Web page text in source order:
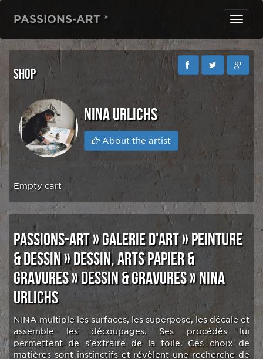
PASSIONS-ART ®
SHOP
NINA URLICHS
About the artist
Empty cart
PASSIONS-ART»GALERIE D'ART»PEINTURE
& DESSIN»DESSIN, ARTS PAPIER &
GRAVURES»DESSIN & GRAVURES»NINA
URLICHS
NINA multiple les surfaces, les superpose, les décale et
assemble les découpages. Ses procédés lui
permettent de s'extraire de la toile. Ces choix de
matières sont instinctifs et révèlent une recherche de